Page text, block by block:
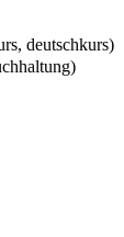
deutschkurs)